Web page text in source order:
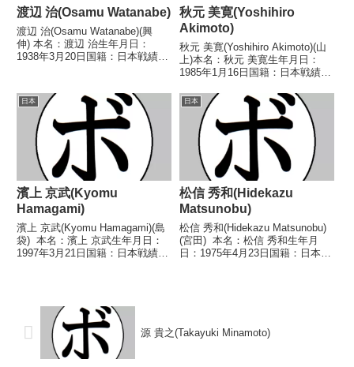
渡辺 治(Osamu Watanabe)
渡辺 治(Osamu Watanabe)(興
伸) 本名：渡辺 治生年月日：
1938年3月20日国籍：日本戦績：
級王座 【戦歴】1958/03/30
○1RKO 石井 虎...
秋元 美寛(Yoshihiro
Akimoto)
秋元 美寛(Yoshihiro Akimoto)(山
上)本名：秋元 美寛生年月日：
1985年1月16日国籍：日本戦績：
ル】なし【戦歴】2010/01/29
○2RTKO 内田 尚希(FTP益
子)2010/0...
日本
濱上 京武(Kyomu
Hamagami)
濱上 京武(Kyomu Hamagami)(島
袋) 本名：濱上 京武生年月日：
1997年3月21日国籍：日本戦績：
イ級新人王 【戦...
日本
松信 秀和(Hidekazu
Matsunobu)
松信 秀和(Hidekazu Matsunobu)
(宮田) 本名：松信 秀和生年月
日：1975年4月23日国籍：日本戦
源 貴之(Takayuki Minamoto)